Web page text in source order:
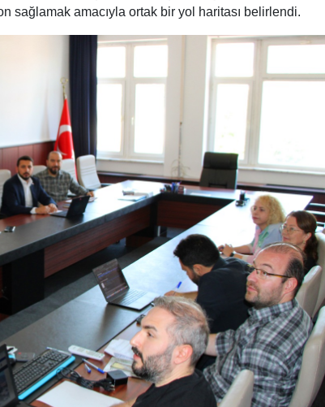
sağlamak amacıyla ortak bir yol haritası belirlendi.